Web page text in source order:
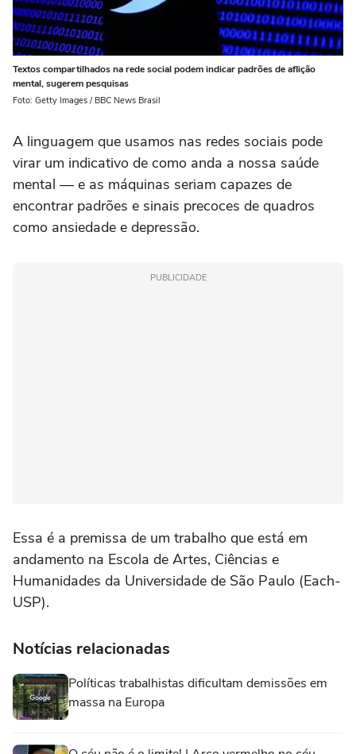
Textos compartilhados na rede social podem indicar padrões de aflição
mental, sugerem pesquisas
Foto: Getty Images / BBC News Brasil
A linguagem que usamos nas redes sociais pode
virar um indicativo de como anda a nossa saúde
mental — e as máquinas seriam capazes de
encontrar padrões e sinais precoces de quadros
como ansiedade e depressão.
PUBLICIDADE
Essa é a premissa de um trabalho que está em
andamento na Escola de Artes, Ciências e
Humanidades da Universidade de São Paulo (Each-
USP).
Notícias relacionadas
Políticas trabalhistas dificultam demissões em
massa na Europa